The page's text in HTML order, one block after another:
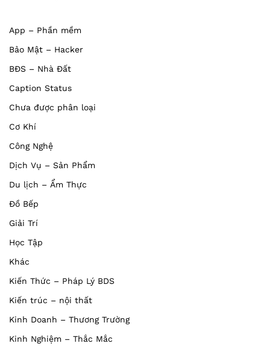
App – Phần mềm
Bảo Mật – Hacker
BĐS – Nhà Đất
Caption Status
Chưa được phân loại
Cơ Khí
Công Nghệ
Dịch Vụ – Sản Phẩm
Du lịch – Ẩm Thực
Đồ Bếp
Giải Trí
Học Tập
Khác
Kiến Thức – Pháp Lý BDS
Kiến trúc – nội thất
Kinh Doanh – Thương Trường
Kinh Nghiệm – Thắc Mắc